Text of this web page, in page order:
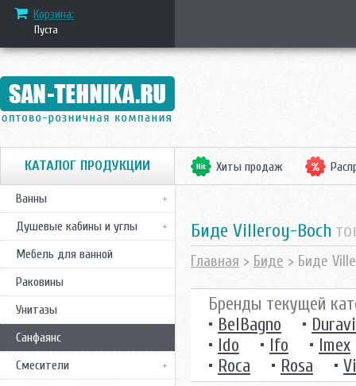
Корзина:
Пуста
КАТАЛОГ ПРОДУКЦИИ
Ванны
Душевые кабины и углы
Мебель для ванной
Раковины
Унитазы
Санфаянс
Смесители
Хиты продаж
Биде Villeroy-Boch
Главная > Биде > Биде
Бренды текущей
• BelBagno •
• Ido • Ifo • Imex
• Roca • Rosa •